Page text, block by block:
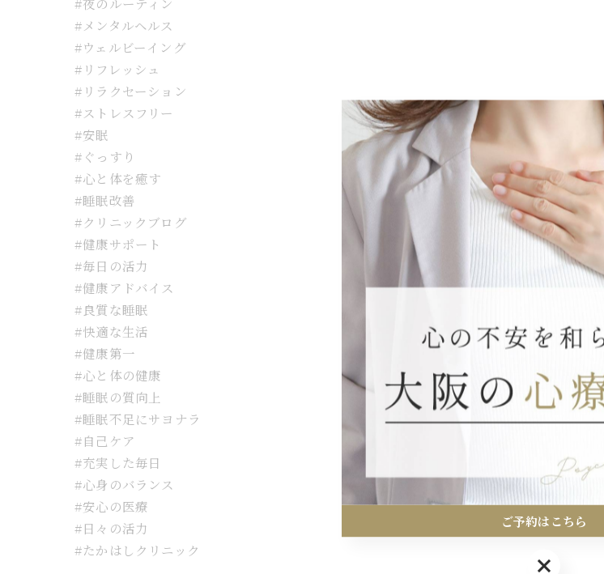
#メンタルヘルス
#ウェルビーイング
#リフレッシュ
#リラクセーション
#ストレスフリー
#安眠
#ぐっすり
#心と体を癒す
#睡眠改善
#クリニックブログ
#健康サポート
#毎日の活力
#健康アドバイス
#良質な睡眠
#快適な生活
#健康第一
#心と体の健康
#睡眠の質向上
#睡眠不足にサヨナラ
#自己ケア
#充実した毎日
#心身のバランス
#安心の医療
#日々の活力
#たかはしクリニック
ご予約はこちら
ご予約はこちら